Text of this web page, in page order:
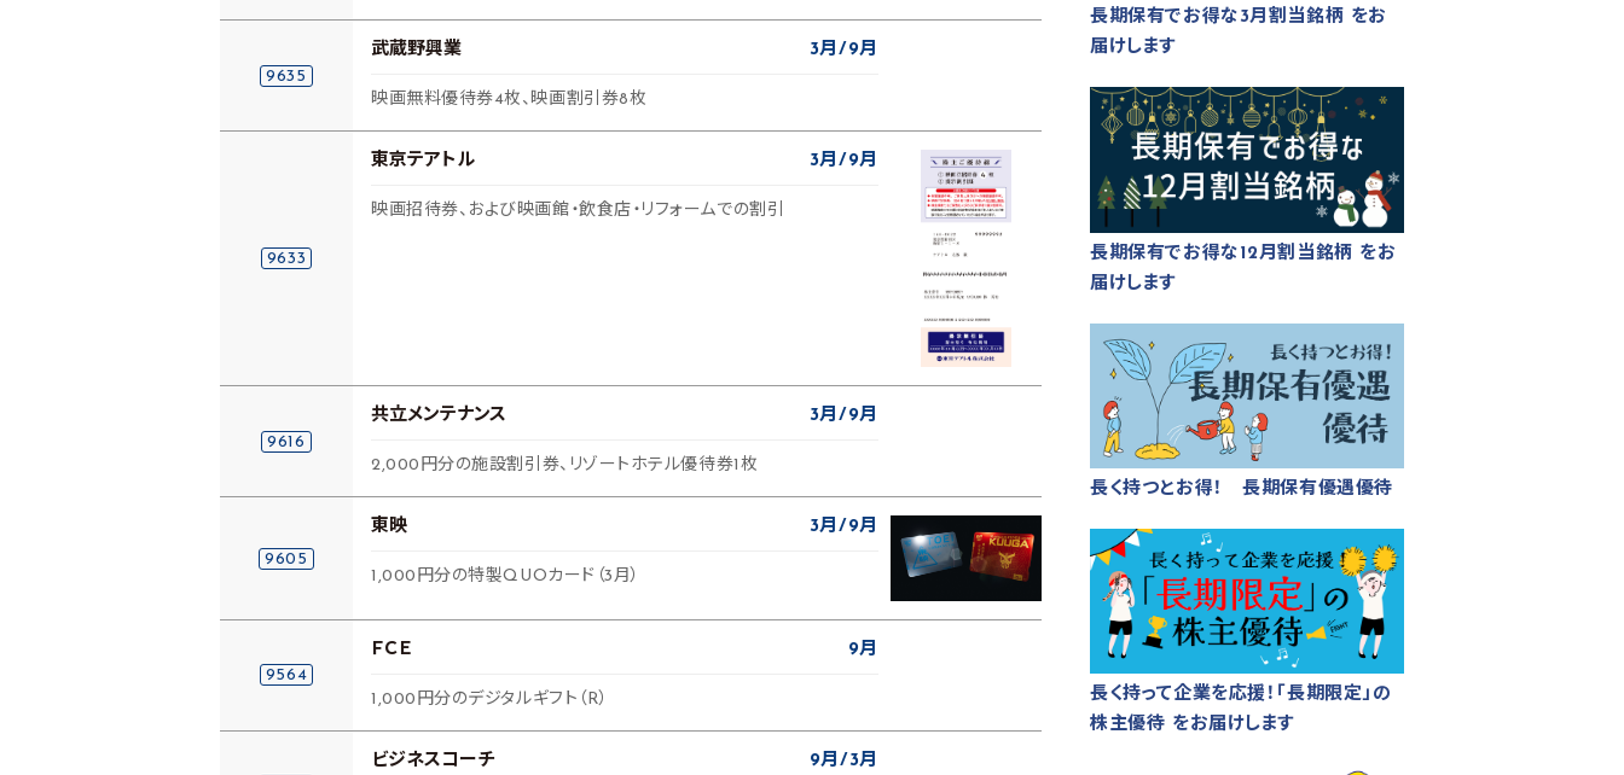
9635
武蔵野興業 3月 9月
映画無料優待券4枚、映画割引券8枚
9633
東京テアトル 3月 9月
映画招待券、および映画館・飲食店・リフォームでの割引
9616
共立メンテナンス 3月 9月
2,000円分の施設割引券、リゾートホテル優待券1枚
9605
東映 3月 9月
1,000円分の特製QUOカード（3月）
9564
ＦＣＥ 9月
1,000円分のデジタルギフト（R）
ビジネスコーチ 9月 3月
長期保有でお得な3月割当銘柄 をお
届けします
長期保有でお得な12月割当銘柄 をお
届けします
長く持つとお得！ 長期保有優遇優待
長く持って企業を応援！「長期限定」の
株主優待 をお届けします